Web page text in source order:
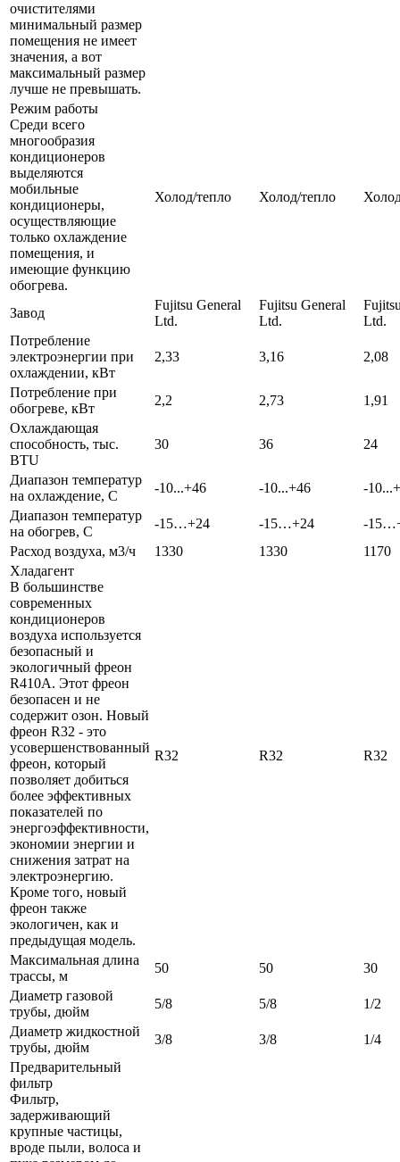
очистителями
минимальный размер
помещения не имеет
значения, а вот
максимальный размер
лучше не превышать.
Режим работы
Среди всего
многообразия
кондиционеров
выделяются
мобильные
кондиционеры,
осуществляющие
только охлаждение
помещения, и
имеющие функцию
обогрева.
Холод/тепло Холод/тепло
Завод
Fujitsu General
Ltd.
Fujitsu General
Ltd.
Ltd.
Потребление
электроэнергии при
охлаждении, кВт
2,33 3,16 2,08
Потребление при
обогреве, кВт
2,2 2,73
1,91
Охлаждающая
способность, тыс.
BTU
30 36 24
Диапазон температур
на охлаждение, С
-10...+46 -10...+46
-
Диапазон температур
на обогрев, С
-15…+24 -15…+24
-
Расход воздуха, м3/ч
1330 1330
1170
Хладагент
В большинстве
современных
кондиционеров
воздуха используется
безопасный и
экологичный фреон
R410A. Этот фреон
безопасен и не
содержит озон. Новый
фреон R32 - это
усовершенствованный
фреон, который
позволяет добиться
более эффективных
показателей по
энергоэффективности,
экономии энергии и
снижения затрат на
электроэнергию.
Кроме того, новый
фреон также
экологичен, как и
предыдущая модель.
R32 R32 R32
Максимальная длина
трассы, м
50 50
30
Диаметр газовой
трубы, дюйм
5/8 5/8
1/2
Диаметр жидкостной
трубы, дюйм
3/8 3/8
1/4
Предварительный
фильтр
Фильтр,
задерживающий
крупные частицы,
вроде пыли, волоса и